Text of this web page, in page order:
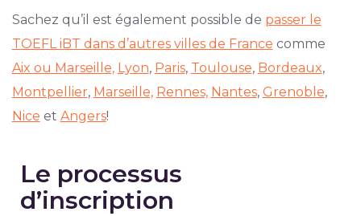
Sachez qu’il est également possible de passer le
TOEFL iBT dans d’autres villes de France comme
Aix ou Marseille, Lyon, Paris, Toulouse, Bordeaux,
Montpellier, Marseille, Rennes, Nantes, Grenoble,
Nice et Angers!
Le processus
d’inscription